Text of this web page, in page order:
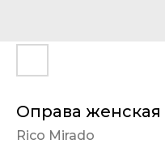
Оправа женская
Rico Mirado